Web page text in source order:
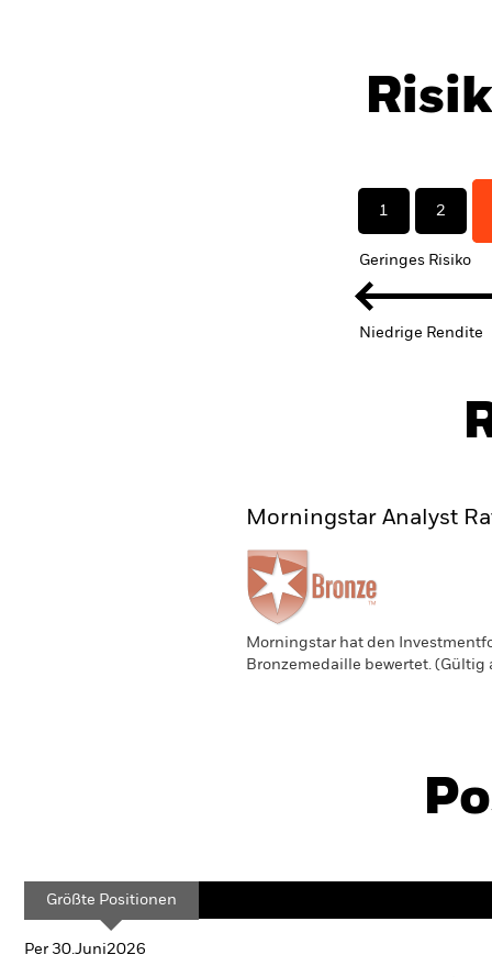
1 2
Geringes Risiko
Niedrige Rendite
Morningstar Analyst
Morningstar hat den
Bronzemedaille bewertet.
Größte Positionen
Per 30.Juni2026